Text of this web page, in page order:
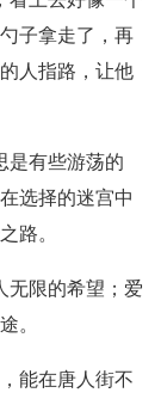
子拿走了，再
的人指路，让他
是有些游荡的
选择的迷宫中
路。
无限的希望；爱
。
能在唐人街不